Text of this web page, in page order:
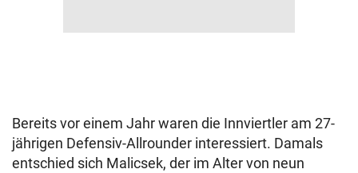
Bereits vor einem Jahr waren die Innviertler am 27-
jährigen Defensiv-Allrounder interessiert. Damals
entschied sich Malicsek, der im Alter von neun